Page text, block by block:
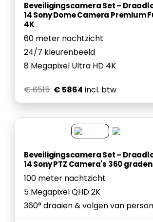
Beveiligingscamera Set –
14 Sony Dome Camera Premium
4K
60 meter nachtzicht
24/7 kleurenbeeld
8 Megapixel Ultra HD 4K
€ 6515 € 5864 incl. btw
Beveiligingscamera Set –
14 Sony PTZ Camera's 360 graden
100 meter nachtzicht
5 Megapixel QHD 2K
360° draaien & volgen van